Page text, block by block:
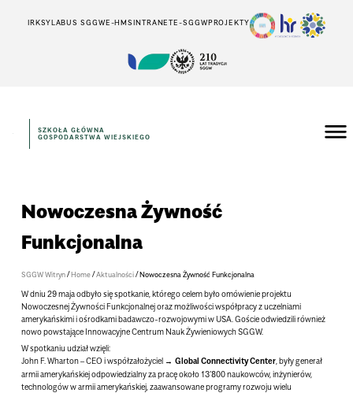
IRKSYLABUS SGGWE-HMSINTRANETE-SGGWPROJEKTY
SZKOŁA GŁÓWNA
GOSPODARSTWA WIEJSKIEGO
Nowoczesna Żywność
Funkcjonalna
SGGW Witryn/Home/Aktualności/Nowoczesna Żywność Funkcjonalna
W dniu 29 maja odbyło się spotkanie, którego celem było omówienie projektu
Nowoczesnej Żywności Funkcjonalnej oraz możliwości współpracy z uczelniami
amerykańskimi i ośrodkami badawczo-rozwojowymi w USA. Goście odwiedzili również
nowo powstające Innowacyjne Centrum Nauk Żywieniowych SGGW.
W spotkaniu udział wzięli:
John F. Wharton – CEO i współzałożyciel
Global Connectivity Center , były generał
armii amerykańskiej odpowiedzialny za pracę około 13’800 naukowców, inżynierów,
technologów w armii amerykańskiej, zaawansowane programy rozwoju wielu